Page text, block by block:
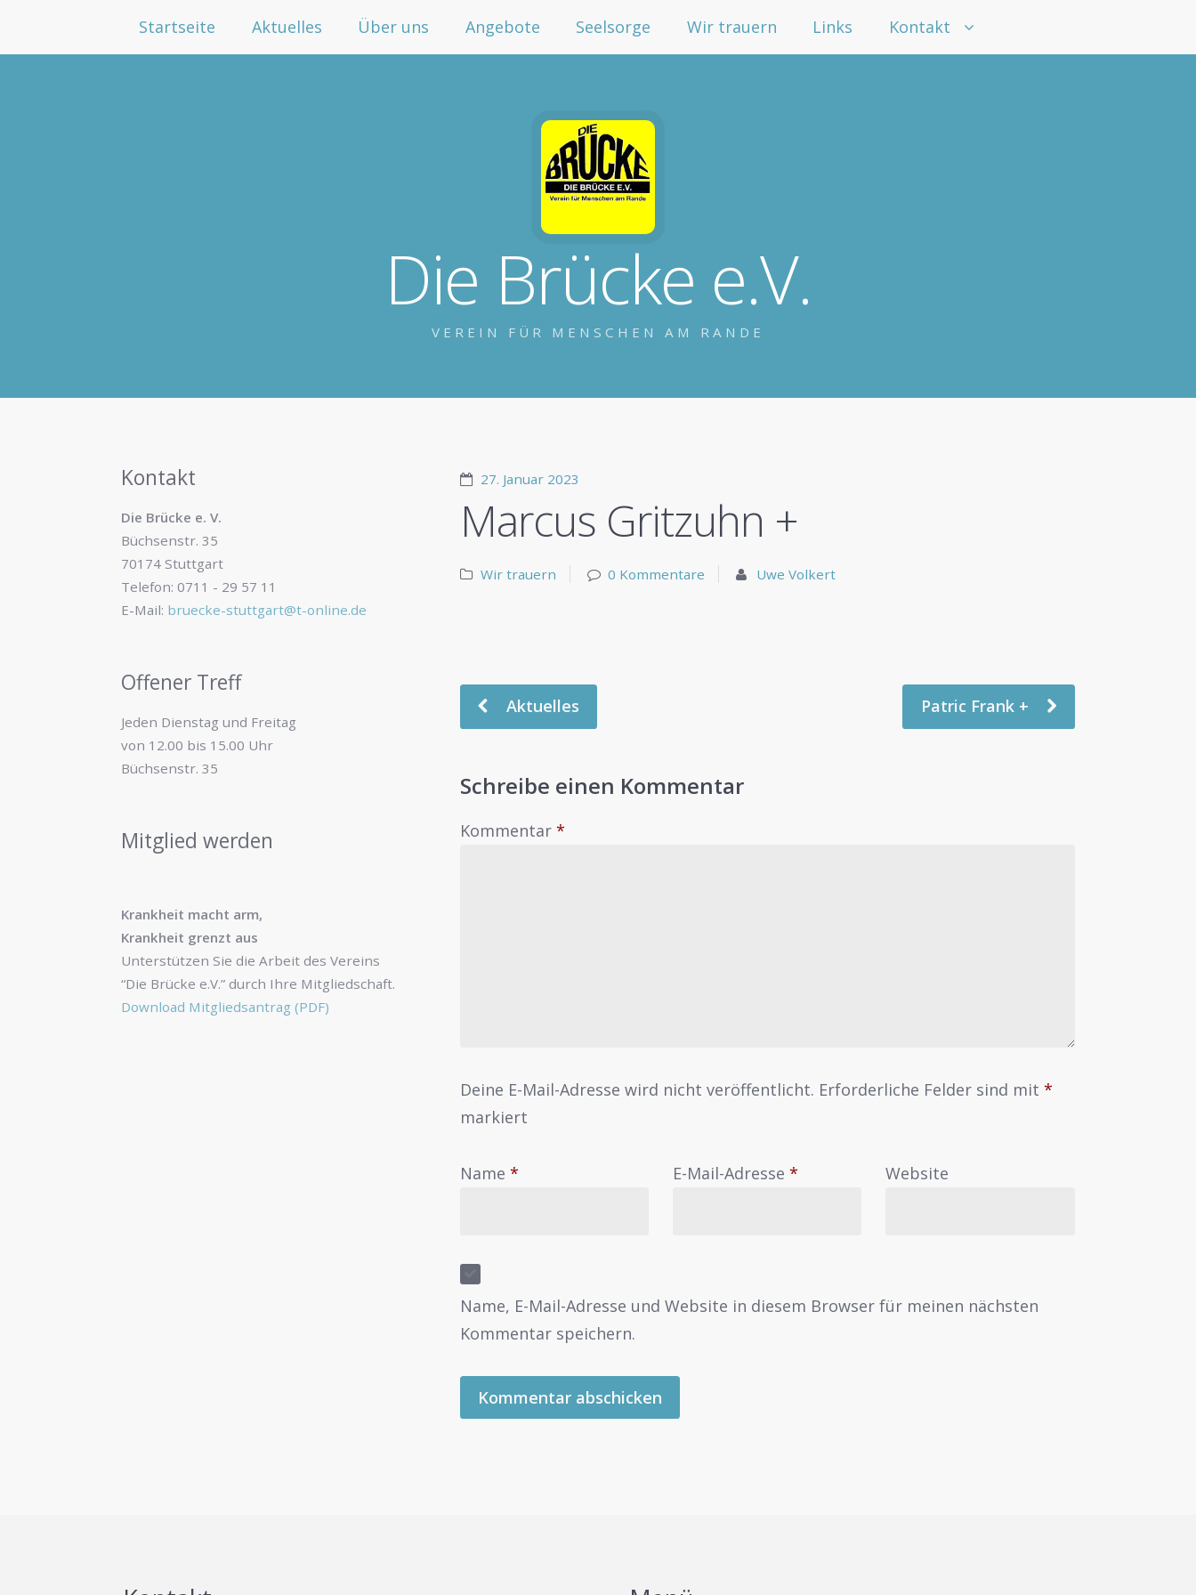
Die Brücke e.V.
VEREIN FÜR MENSCHEN AM RANDE
Startseite Aktuelles Über uns Angebote Seelsorge Wir trauern Links Kontakt
27. Januar 2023
Marcus Gritzuhn +
Wir trauern 0 Kommentare Uwe Volkert
Aktuelles Patric Frank +
Schreibe einen Kommentar
Kommentar *
Deine E-Mail-Adresse wird nicht veröffentlicht. Erforderliche Felder sind mit *
markiert
Name * E-Mail-Adresse * Website
Name, E-Mail-Adresse und Website in diesem Browser für meinen nächsten
Kommentar speichern.
Kontakt
Die Brücke e. V.
Büchsenstr. 35
70174 Stuttgart
Telefon: 0711 - 29 57 11
E-Mail: bruecke-stuttgart@t-online.de
Offener Treff
Jeden Dienstag und Freitag
von 12.00 bis 15.00 Uhr
Büchsenstr. 35
Mitglied werden
Krankheit macht arm,
Krankheit grenzt aus
Unterstützen Sie die Arbeit des Vereins
“Die Brücke e.V.” durch Ihre Mitgliedschaft.
Download Mitgliedsantrag (PDF)